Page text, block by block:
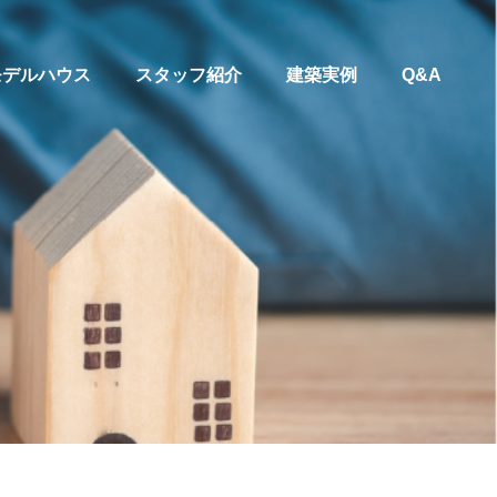
ルハウス スタッフ紹介 建築実例 Q&A